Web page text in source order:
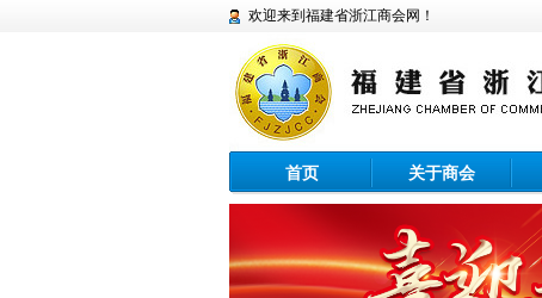
欢迎来到福建省浙江商会网！
首页 关于商会